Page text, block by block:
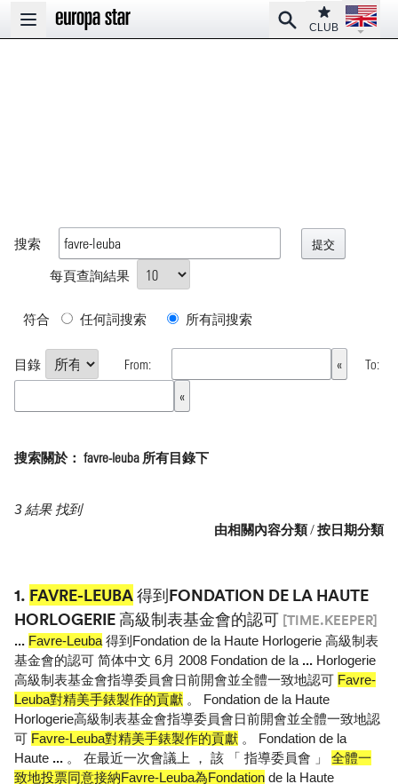
Open main menu
SearchClub
CLUB
Open
搜索
每頁查詢結果
符合 任何詞搜索 所有詞搜索
目錄 From: To:
搜索關於： favre-leuba 所有目錄下
3 結果 找到
由相關內容分類/按日期分類
1. FAVRE-LEUBA得到FONDATION DE LA HAUTE
HORLOGERIE 高級制表基金會的認可 [TIME.KEEPER]
... Favre-Leuba 得到Fondation de la Haute Horlogerie 高級制表
基金會的認可 简体中文 6月 2008 Fondation de la ... Horlogerie
高級制表基金會指導委員會日前開會並全體一致地認可 Favre-
Leuba對精美手錶製作的貢獻 。 Fondation de la Haute
Horlogerie高級制表基金會指導委員會日前開會並全體一致地認
可 Favre-Leuba對精美手錶製作的貢獻 。 Fondation de la
Haute ... 。 在最近一次會議上 ， 該 「 指導委員會 」 全體一
致地投票同意接納Favre-Leuba為Fondation de la Haute